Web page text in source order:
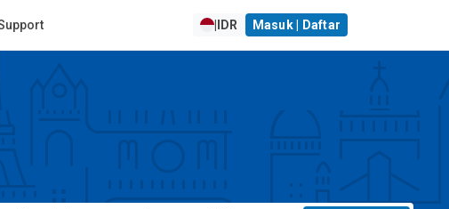
| IDR Masuk | Daftar